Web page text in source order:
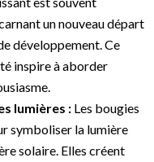
un nouveau départ
développement. Ce
inspire à aborder
lumières : Les bougies
symboliser la lumière
solaire. Elles créent